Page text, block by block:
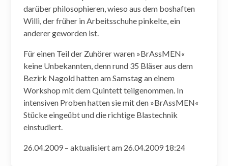
darüber philosophieren, wieso aus dem boshaften
Willi, der früher in Arbeitsschuhe pinkelte, ein
anderer geworden ist.
Für einen Teil der Zuhörer waren »BrAssMEN«
keine Unbekannten, denn rund 35 Bläser aus dem
Bezirk Nagold hatten am Samstag an einem
Workshop mit dem Quintett teilgenommen. In
intensiven Proben hatten sie mit den »BrAssMEN«
Stücke eingeübt und die richtige Blastechnik
einstudiert.
26.04.2009 – aktualisiert am 26.04.2009 18:24